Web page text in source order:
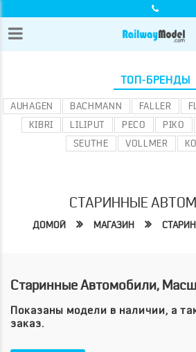
ТОП-БРЕНДЫ
AUHAGEN BACHMANN FALLER
KIBRI
LILIPUT PECO PIKO
SEUTHE
VOLLMER
СТАРИННЫЕ
ДОМОЙ МАГАЗИН
Старинные Автомобили,
Показаны модели в наличии, а
заказ.